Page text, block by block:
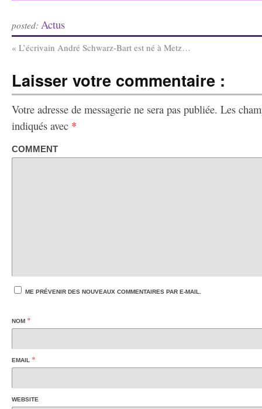
posted: Actus
« L’écrivain André Schwarz-Bart est né à Metz…
Laisser votre commentaire :
Votre adresse de messagerie ne sera pas publiée. Les
indiqués avec *
COMMENT
ME PRÉVENIR DES NOUVEAUX COMMENTAIRES PAR E-MAIL.
NOM *
EMAIL *
WEBSITE